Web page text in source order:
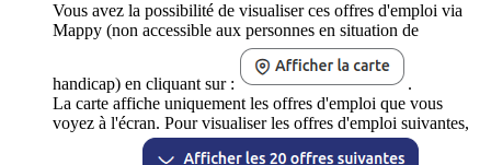
Vous avez la possibilité de visualiser ces offres d'emploi via
Mappy (non accessible aux personnes en situation de
handicap) en cliquant sur :
.
La carte affiche uniquement les offres d'emploi que vous
voyez à l'écran. Pour visualiser les offres d'emploi suivantes,